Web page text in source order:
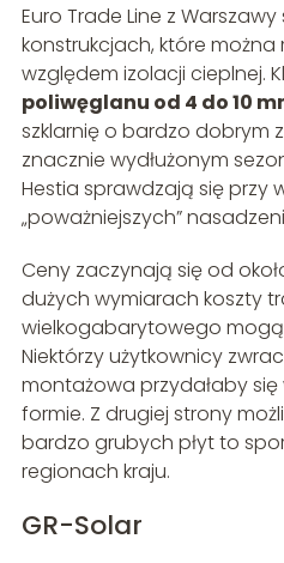
Euro Trade Line z
konstrukcjach, które
względem izolacji cieplnej.
poliwęglanu od 4 do 10
szklarnię o bardzo dobrym
znacznie wydłużonym
Hestia sprawdzają się przy
„poważniejszych”
Ceny zaczynają się od
dużych wymiarach koszty
wielkogabarytowego
Niektórzy użytkownicy
montażowa przydałaby
formie. Z drugiej strony
bardzo grubych płyt to
regionach kraju.
GR-Solar